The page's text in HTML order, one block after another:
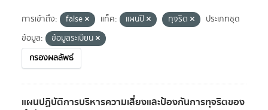
การเข้าถึง: false แท็ค: แผนปี ทุจริต
ประเภทชุด
ข้อมูล:
ข้อมูลระเบียน
กรองผลลัพธ์
แผนปฏิบัติการบริหารความเสี่ยงและป้องกันการทุจริตของ